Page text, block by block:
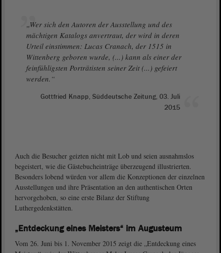
„Wer sich den Autoren der Ausstellung und des
mächtigen Katalogs anvertraut, der wird in deren
Urteil einstimmen: Lucas Cranach, der 1515 in
Wittenberg geboren wurde, (...) kann als einer der
feinfühligsten Porträtisten seiner Zeit (...) gefeiert
werden.“
Gottfried Knapp, Süddeutsche Zeitung, 03. Juli
2015
Auch die Besucher geizten nicht mit Lob und seien ausnahmslos
begeistert, wie die Gästebucheinträge überzeugend illustrierten.
Besonders lobend würden vor allem die Konzeptionen der einzelnen
Ausstellungen und ihre Präsentation an den authentischen Orten
hervorgehoben, so eine erste Bilanz der Stiftung
Luthergedenkstätten.
„Entdeckung eines Meisters“ im Augusteum
Vom 26. Juni bis 1. November 2015 zeigt die „Entdeckung eines